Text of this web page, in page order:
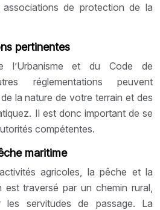
de protection de la
pertinentes
l’Urbanisme et du Code de
réglementations peuvent
la nature de votre terrain et des
Il est donc important de se
compétentes.
maritime
agricoles, la pêche et la
traversé par un chemin rural,
les servitudes de passage. La